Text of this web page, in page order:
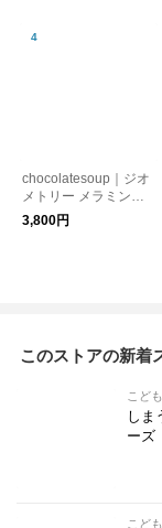
chocolatesoup｜ジオ
メトリー メラミンテ
ーブルウエアセット
食器セット【出産祝
3,800円
このストアの新着
こど
しま
ーズ
こど